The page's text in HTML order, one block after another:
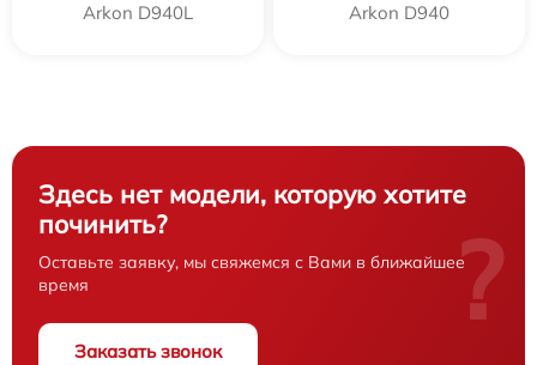
Arkon D940L Arkon D940
Здесь нет модели, которую хотите
починить?
Оставьте заявку, мы свяжемся с Вами в ближайшее
время
Заказать звонок
?